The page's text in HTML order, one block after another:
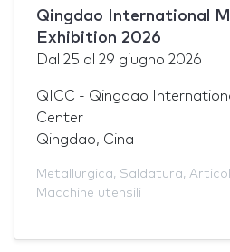
Qingdao International
Exhibition 2026
Dal 25 al 29 giugno 2026
QICC - Qingdao
Center
Qingdao, Cina
Metallurgica, Saldatura,
Macchine utensili